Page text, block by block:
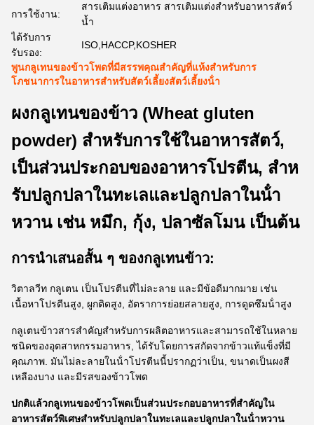
การใช้งาน:
สารเติมแต่งอาหาร สารเติมแต่งสำหรับอาหารสัตว์
น้ำ
ได้รับการ
รับรอง:
ISO,HACCP,KOSHER
พูนกลูเทนของข้าวโพดที่มีสรรพคุณสําคัญที่แห้งสําหรับการ
โภชนาการในอาหารสําหรับสัตว์เลี้ยงสัตว์เลี้ยงน้ํา
ผงกลูเทนของข้าว (Wheat gluten
powder) สําหรับการใช้ในอาหารสัตว์,
เป็นส่วนประกอบของอาหารโปรตีน, สําห
รับปลูกปลาในทะเลและปลูกปลาในน้ํา
หวาน เช่น หมึก, กุ้ง, ปลาซัลโมน เป็นต้น
การนําเสนอสั้น ๆ ของกลูเทนข้าว:
วิตาลวีท กลูเตน เป็นโปรตีนที่ไม่ละลาย และมีข้อดีมากมาย เช่น
เนื้อหาโปรตีนสูง, ผูกติดสูง, อัตราการย่อยสลายสูง, การดูดซึมน้ําสูง
กลูเตนข้าวสารสําคัญสําหรับการผลิตอาหารและสามารถใช้ในหลาย
ชนิดของอุตสาหกรรมอาหาร, ได้รับโดยการสกัดจากข้าวแท้แข็งที่มี
คุณภาพ. มันไม่ละลายในน้ําโปรตีนนี้ปรากฏว่าเป็น, ขนาดเป็นผงสี
เหลืองบาง และมีรสของข้าวโพด
ปกติแล้วกลูเทนของข้าวโพดเป็นส่วนประกอบอาหารที่สําคัญใน
อาหารสัตว์พิเศษสําหรับปลูกปลาในทะเลและปลูกปลาในน้ําหวาน